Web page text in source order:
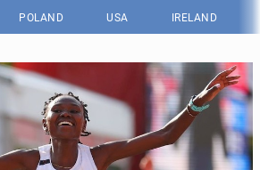
POLAND USA IRELAND